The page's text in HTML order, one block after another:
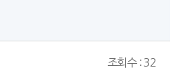
조회수 : 32